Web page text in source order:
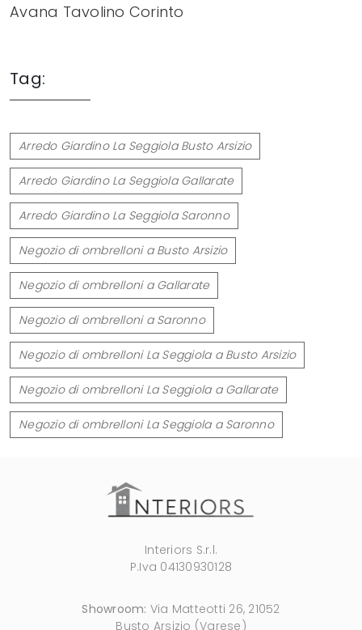
Avana Tavolino Corinto
Tag:
Arredo Giardino La Seggiola Busto Arsizio
Arredo Giardino La Seggiola Gallarate
Arredo Giardino La Seggiola Saronno
Negozio di ombrelloni a Busto Arsizio
Negozio di ombrelloni a Gallarate
Negozio di ombrelloni a Saronno
Negozio di ombrelloni La Seggiola a Busto Arsizio
Negozio di ombrelloni La Seggiola a Gallarate
Negozio di ombrelloni La Seggiola a Saronno
Interiors S.r.l.
P.Iva 04130930128
Showroom: Via Matteotti 26, 21052
Busto Arsizio (Varese)